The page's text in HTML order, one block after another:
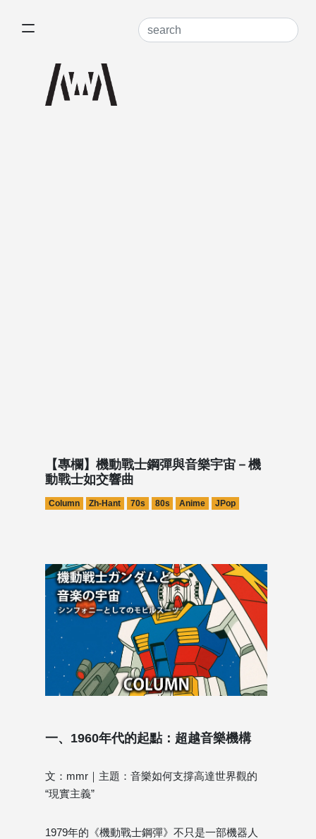
【專欄】機動戰士鋼彈與音樂宇宙－機
動戰士如交響曲
Column Zh-Hant 70s 80s Anime JPop
一、1960年代的起點：超越音樂機構
文：mmr｜主題：音樂如何支撐高達世界觀的
“現實主義”
1979年的《機動戰士鋼彈》不只是一部機器人